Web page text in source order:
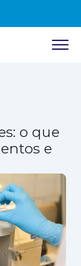
o que
e